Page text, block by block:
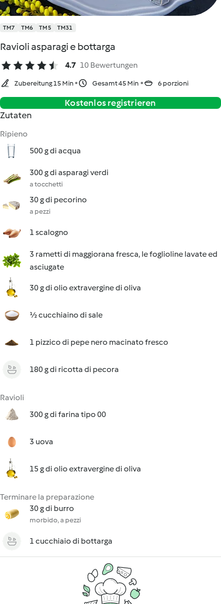
TM7 TM6 TM5 TM31
Ravioli asparagi e bottarga
4.7 10 Bewertungen
Zubereitung 15 Min Gesamt 45 Min 6 porzioni
Kostenlos registrieren
Zutaten
Ripieno
500 g di acqua
300 g di asparagi verdi
a tocchetti
30 g di pecorino
a pezzi
1 scalogno
3 rametti di maggiorana fresca, le foglioline lavate ed
asciugate
30 g di olio extravergine di oliva
½ cucchiaino di sale
1 pizzico di pepe nero macinato fresco
180 g di ricotta di pecora
Ravioli
300 g di farina tipo 00
3 uova
15 g di olio extravergine di oliva
Terminare la preparazione
30 g di burro
morbido, a pezzi
1 cucchiaio di bottarga